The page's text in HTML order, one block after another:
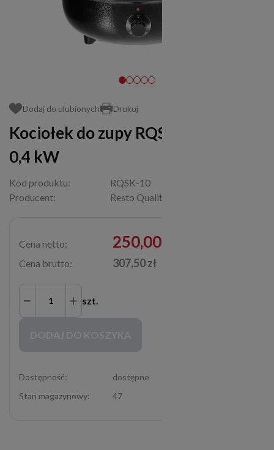
Dodaj do ulubionych Drukuj
Kociołek do zupy RQSK-10 | 8,5 l |
0,4 kW
Kod produktu:
RQSK-10
Producent:
Resto Quality
Cena netto: 250,00 zł
Cena brutto: 307,50 zł
szt.
Dostępność:
dostępne
Stan magazynowy:
47